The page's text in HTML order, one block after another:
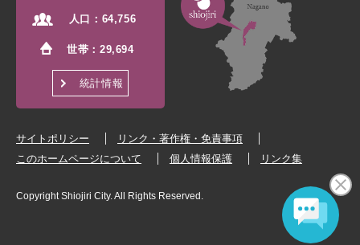
人口： 64,756
世帯：29,694
統計情報
サイトポリシー
リンク・著作権・免責事項
このホームページについて
個人情報保護 リンク集
Copyright Shiojiri City. All Rights Reserved.